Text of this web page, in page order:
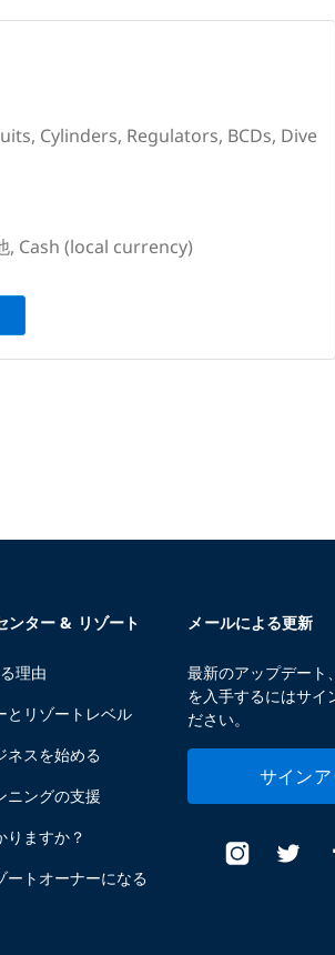
Cylinders, Regulators, BCDs, Dive
, Cash (local currency)
ンター & リゾート
理由
とリゾートレベル
ネスを始める
ニングの支援
りますか？
ートオーナーになる
メールによる更新
最新のアップデート
を入手するにはサイ
ださい。
サイン